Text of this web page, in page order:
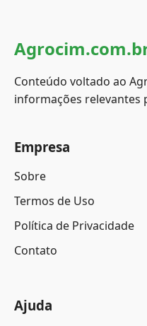
Conteúdo voltado ao
informações relevantes
Empresa
Sobre
Termos de Uso
Política de Privacidade
Contato
Ajuda